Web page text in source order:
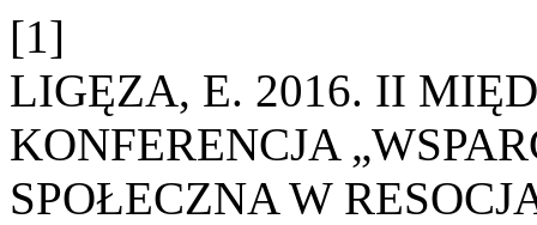
[1]
LIGĘZA, E. 2016. II
KONFERENCJA
SPOŁECZNA W